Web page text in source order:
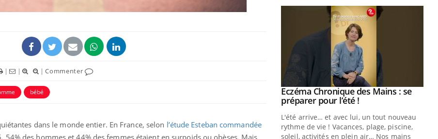
| | |Commenter
bébé
dans le monde entier. En France, selon l’étude Esteban commandée
& Charge mentale : et si on
en parler??
entourée d'idées reçues chez les
comme parfois chez les soignants.
Youtube
Eczéma Chronique des Mains : se
préparer pour l’été !Youtube
L'été arrive… et avec lui, un tout nouveau
rythme de vie ! Vacances, plage, piscine,
soleil, activités en plein air… Nos mains